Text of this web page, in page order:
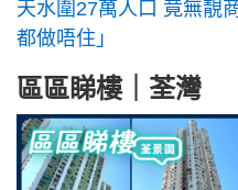
天水圍27萬人口 竟無靚
都做唔住」
區區睇樓｜荃灣